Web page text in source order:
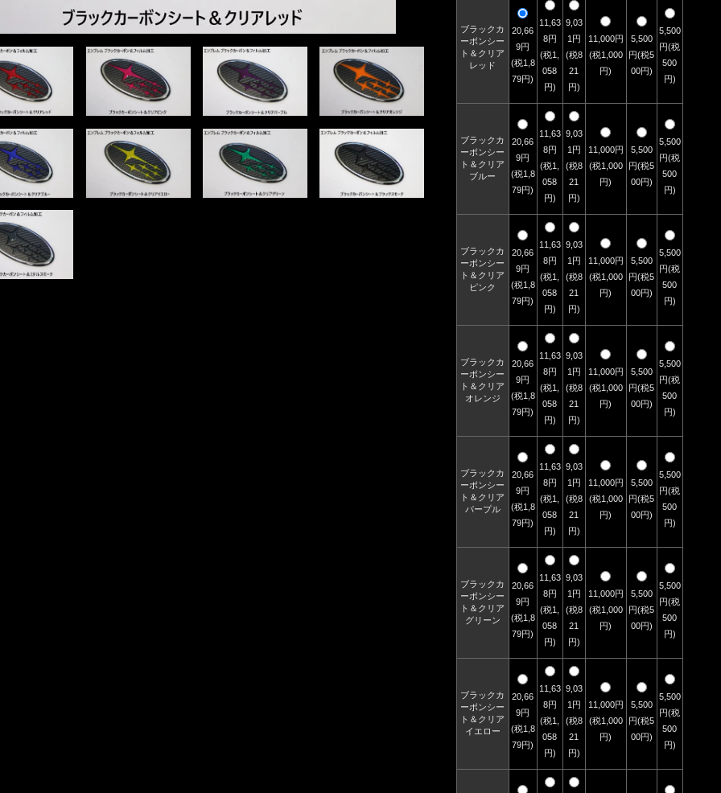
ブラックカ
ーボンシー
ト＆クリア
レッド
20,66
9円
(税1,8
79円)
11,63
8円
(税1,
058
円)
9,03
1円
(税8
21
円)
11,000円
(税1,000
円)
5,500
円(税5
00円)
5,500
円(税
500
円)
ブラックカ
ーボンシー
ト＆クリア
ブルー
20,66
9円
(税1,8
79円)
11,63
8円
(税1,
058
円)
9,03
1円
(税8
21
円)
11,000円
(税1,000
円)
5,500
円(税5
00円)
5,500
円(税
500
円)
ブラックカ
ーボンシー
ト＆クリア
ピンク
20,66
9円
(税1,8
79円)
11,63
8円
(税1,
058
円)
9,03
1円
(税8
21
円)
11,000円
(税1,000
円)
5,500
円(税5
00円)
5,500
円(税
500
円)
ブラックカ
ーボンシー
ト＆クリア
オレンジ
20,66
9円
(税1,8
79円)
11,63
8円
(税1,
058
円)
9,03
1円
(税8
21
円)
11,000円
(税1,000
円)
5,500
円(税5
00円)
5,500
円(税
500
円)
ブラックカ
ーボンシー
ト＆クリア
パープル
20,66
9円
(税1,8
79円)
11,63
8円
(税1,
058
円)
9,03
1円
(税8
21
円)
11,000円
(税1,000
円)
5,500
円(税5
00円)
5,500
円(税
500
円)
ブラックカ
ーボンシー
ト＆クリア
グリーン
20,66
9円
(税1,8
79円)
11,63
8円
(税1,
058
円)
9,03
1円
(税8
21
円)
11,000円
(税1,000
円)
5,500
円(税5
00円)
5,500
円(税
500
円)
ブラックカ
ーボンシー
ト＆クリア
イエロー
20,66
9円
(税1,8
79円)
11,63
8円
(税1,
058
円)
9,03
1円
(税8
21
円)
11,000円
(税1,000
円)
5,500
円(税5
00円)
5,500
円(税
500
円)